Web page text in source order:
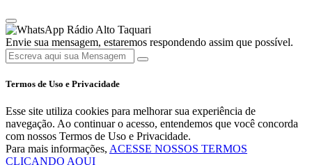
Rádio Alto Taquari
Envie sua mensagem, estaremos respondendo assim que possível.
Termos de Uso e Privacidade
Esse site utiliza cookies para melhorar sua experiência de
navegação. Ao continuar o acesso, entendemos que você concorda
com nossos Termos de Uso e Privacidade.
Para mais informações, ACESSE NOSSOS TERMOS
CLICANDO AQUI